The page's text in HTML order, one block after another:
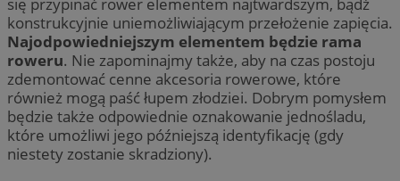
konstrukcyjnie uniemożliwiającym przełożenie zapięcia.
Najodpowiedniejszym elementem będzie rama
roweru. Nie zapominajmy także, aby na czas postoju
zdemontować cenne akcesoria rowerowe, które
również mogą paść łupem złodziei. Dobrym pomysłem
będzie także odpowiednie oznakowanie jednośladu,
które umożliwi jego późniejszą identyfikację (gdy
niestety zostanie skradziony).